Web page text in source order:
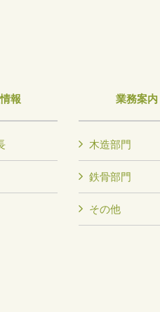
報 業務案内
木造部門
鉄骨部門
その他